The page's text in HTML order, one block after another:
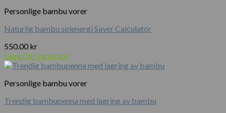
Personlige bambu vorer
Naturlig bambu solenergi Saver Calculator
550.00 kr
Lägg till i varukorg
Personlige bambu vorer
Trendig bambupenna med lagring av bambu